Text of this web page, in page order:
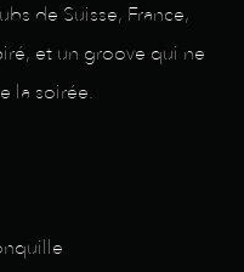
de Suisse, France,
et un groove qui ne
la soirée.